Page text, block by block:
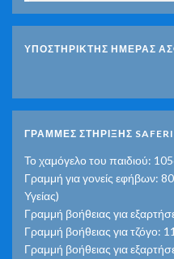
ΥΠΟΣΤΗΡΙΚΤΗΣ ΗΜΕΡΑΣ
ΓΡΑΜΜΕΣ ΣΤΗΡΙΞΗΣ
Το χαμόγελο του παιδιού:
Γραμμή για γονείς εφήβων:
Υγείας)
Γραμμή βοήθειας για
Γραμμή βοήθειας για τζόγο:
Γραμμή βοήθειας για